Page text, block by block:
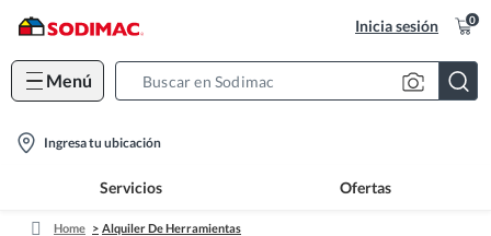
Inicia sesión 0
Menú
location-
Ingresa tu ubicación
Servicios Ofertas
Home Alquiler De Herramientas